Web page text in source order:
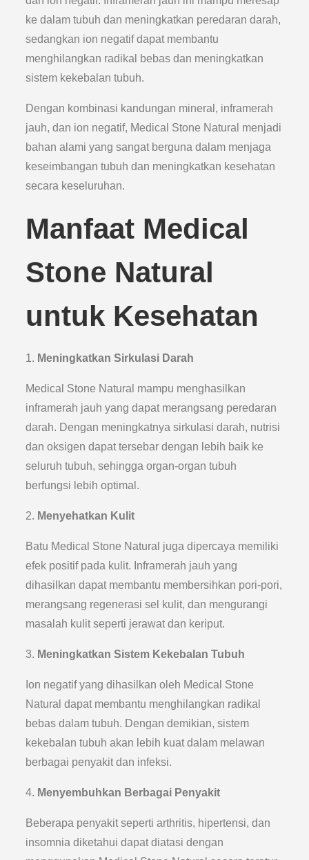
ke dalam tubuh dan meningkatkan peredaran darah,
sedangkan ion negatif dapat membantu
menghilangkan radikal bebas dan meningkatkan
sistem kekebalan tubuh.
Dengan kombinasi kandungan mineral, inframerah
jauh, dan ion negatif, Medical Stone Natural menjadi
bahan alami yang sangat berguna dalam menjaga
keseimbangan tubuh dan meningkatkan kesehatan
secara keseluruhan.
Manfaat Medical
Stone Natural
untuk Kesehatan
1. Meningkatkan Sirkulasi Darah
Medical Stone Natural mampu menghasilkan
inframerah jauh yang dapat merangsang peredaran
darah. Dengan meningkatnya sirkulasi darah, nutrisi
dan oksigen dapat tersebar dengan lebih baik ke
seluruh tubuh, sehingga organ-organ tubuh
berfungsi lebih optimal.
2. Menyehatkan Kulit
Batu Medical Stone Natural juga dipercaya memiliki
efek positif pada kulit. Inframerah jauh yang
dihasilkan dapat membantu membersihkan pori-pori,
merangsang regenerasi sel kulit, dan mengurangi
masalah kulit seperti jerawat dan keriput.
3. Meningkatkan Sistem Kekebalan Tubuh
Ion negatif yang dihasilkan oleh Medical Stone
Natural dapat membantu menghilangkan radikal
bebas dalam tubuh. Dengan demikian, sistem
kekebalan tubuh akan lebih kuat dalam melawan
berbagai penyakit dan infeksi.
4. Menyembuhkan Berbagai Penyakit
Beberapa penyakit seperti arthritis, hipertensi, dan
insomnia diketahui dapat diatasi dengan